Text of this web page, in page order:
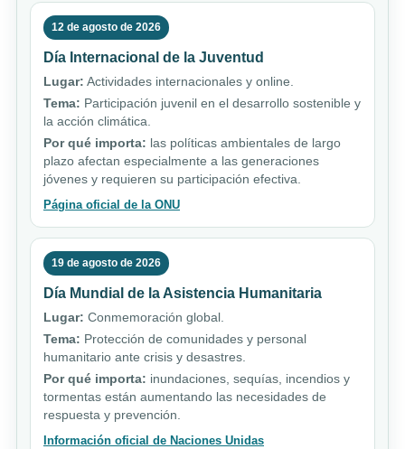
12 de agosto de 2026
Día Internacional de la Juventud
Lugar: Actividades internacionales y online.
Tema: Participación juvenil en el desarrollo sostenible y
la acción climática.
Por qué importa: las políticas ambientales de largo
plazo afectan especialmente a las generaciones
jóvenes y requieren su participación efectiva.
Página oficial de la ONU
19 de agosto de 2026
Día Mundial de la Asistencia Humanitaria
Lugar: Conmemoración global.
Tema: Protección de comunidades y personal
humanitario ante crisis y desastres.
Por qué importa: inundaciones, sequías, incendios y
tormentas están aumentando las necesidades de
respuesta y prevención.
Información oficial de Naciones Unidas